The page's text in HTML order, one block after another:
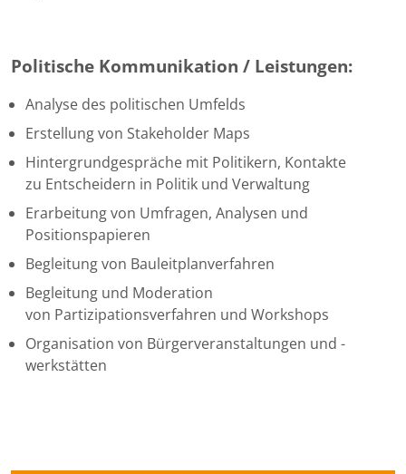
Politische Kommunikation / Leistungen:
Analyse des politischen Umfelds
Erstellung von Stakeholder Maps
Hintergrundgespräche mit Politikern, Kontakte
zu Entscheidern in Politik und Verwaltung
Erarbeitung von Umfragen, Analysen und
Positionspapieren
Begleitung von Bauleitplanverfahren
Begleitung und Moderation
von Partizipationsverfahren und Workshops
Organisation von Bürgerveranstaltungen und -
werkstätten